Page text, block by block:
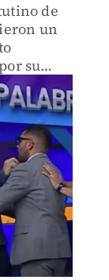
de
un
su